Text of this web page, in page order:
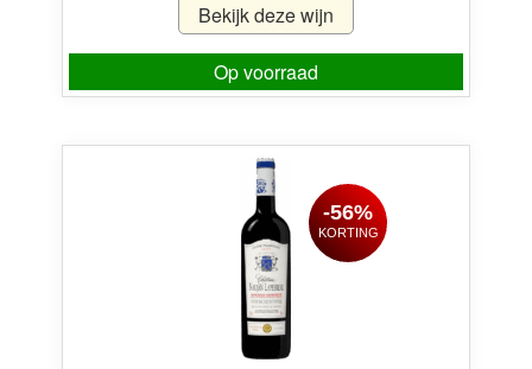
Bekijk deze wijn
Op voorraad
-56%
KORTING